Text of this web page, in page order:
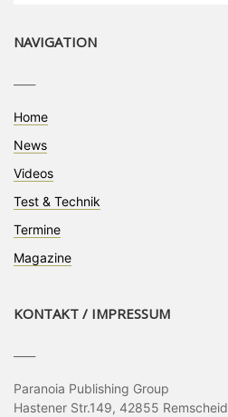
NAVIGATION
Home
News
Videos
Test & Technik
Termine
Magazine
KONTAKT / IMPRESSUM
Paranoia Publishing Group
Hastener Str.149, 42855 Remscheid